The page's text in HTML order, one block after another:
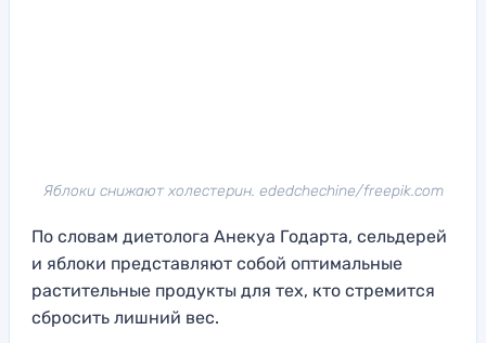
Яблоки снижают холестерин. ededchechine/freepik.com
По словам диетолога Анекуа Годарта, сельдерей
и яблоки представляют собой оптимальные
растительные продукты для тех, кто стремится
сбросить лишний вес.